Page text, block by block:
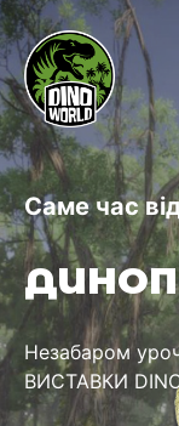
Саме час
Незабаром
ВИСТАВКИ